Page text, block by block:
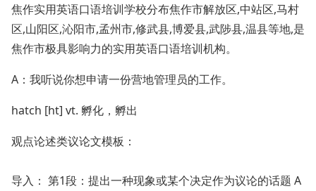
焦作实用英语口语培训学校分布焦作市解放区,中站区,马村
区,山阳区,沁阳市,孟州市,修武县,博爱县,武陟县,温县等地,是
焦作市极具影响力的实用英语口语培训机构。
A：我听说你想申请一份营地管理员的工作。
hatch [ht] vt. 孵化，孵出
观点论述类议论文模板：
导入： 第1段：提出一种现象或某个决定作为议论的话题 A